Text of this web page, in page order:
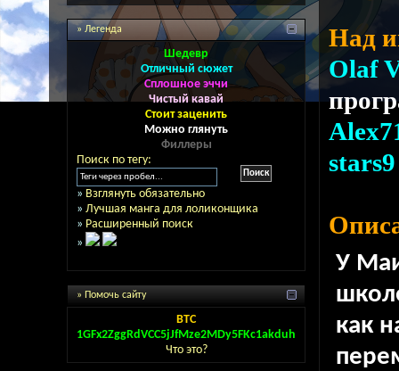
» Легенда
Шедевр
Отличный сюжет
Сплошное эччи
Чистый кавай
Стоит заценить
Можно глянуть
Филлеры
Поиск по тегу:
» Взглянуть обязательно
» Лучшая манга для лоликонщика
» Расширенный поиск
»
» Помочь сайту
BTC
1GFx2ZggRdVCC5jJfMze2MDy5FKc1akduh
Что это?
Над
Olaf
stars9
У
как